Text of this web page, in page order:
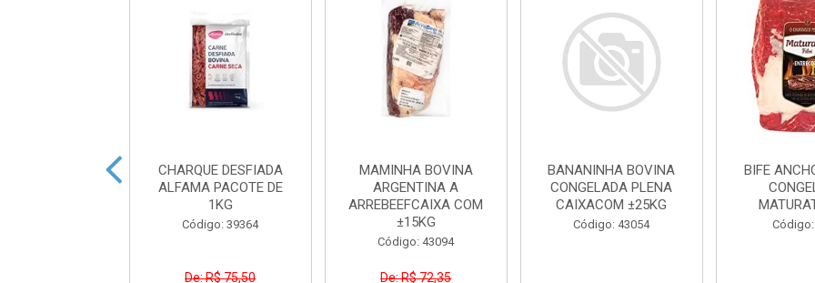
CHARQUE DESFIADA
ALFAMA PACOTE DE
1KG
Código: 39364
De: R$ 75,50
MAMINHA BOVINA
ARGENTINA A
ARREBEEFCAIXA COM
±15KG
Código: 43094
De: R$ 72,35
BANANINHA BOVINA
CONGELADA PLENA
CAIXACOM ±25KG
Código: 43054
BIFE